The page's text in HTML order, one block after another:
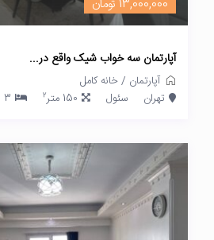
13,000,000 تومان
آپارتمان سه خواب شیک واقع در...
آپارتمان /خانه کامل
تهران
سئول 150 متر 2
3